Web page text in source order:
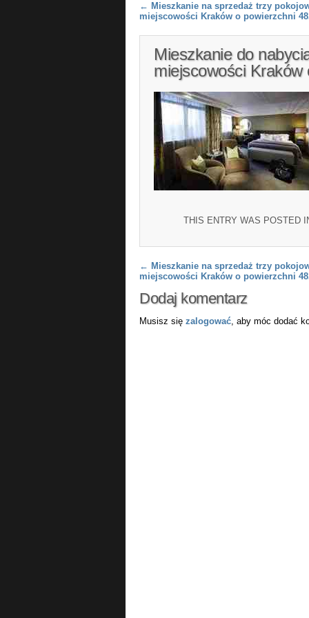
Post navigation
← Mieszkanie na sprzedaż trzy
miejscowości Kraków o powierzchni
Mieszkanie do
miejscowości
THIS ENTRY WAS POSTED
Post navigation
← Mieszkanie na sprzedaż trzy
miejscowości Kraków o powierzchni
Dodaj komentarz
Musisz się zalogować, aby móc dodać